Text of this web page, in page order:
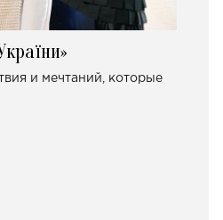
и мечтаний, которые